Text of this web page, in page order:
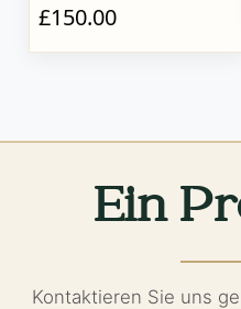
£150.00
Ein
Kontaktieren Sie uns